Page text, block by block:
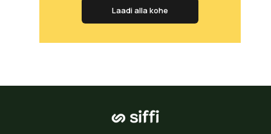
Laadi alla kohe